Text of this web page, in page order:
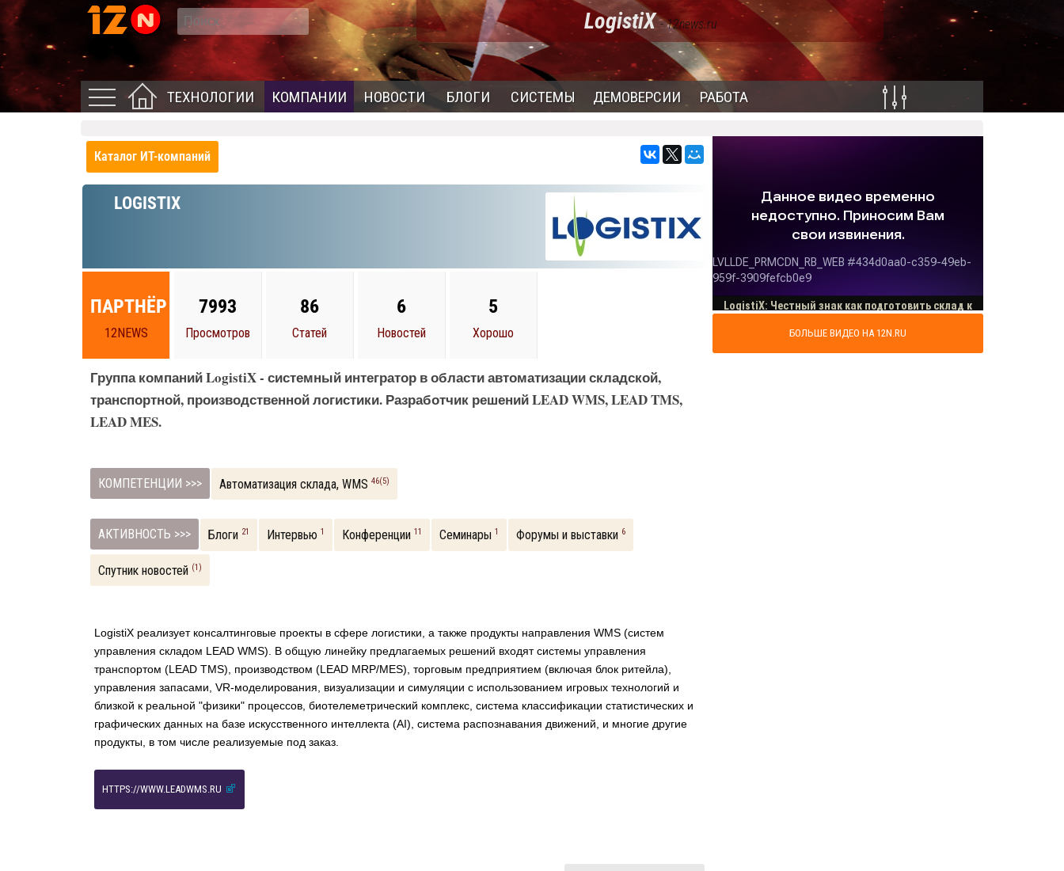
LogistiX- 12news.ru
ТЕХНОЛОГИИ КОМПАНИИ НОВОСТИ БЛОГИ СИСТЕМЫ ДЕМОВЕРСИИ РАБОТА
Каталог ИТ-компаний
LOGISTIX
ПАРТНЁР
12NEWS
7993
Просмотров
86
Статей
6
Новостей
5
Хорошо
Группа компаний LogistiX - системный интегратор в области автоматизации складской,
транспортной, производственной логистики. Разработчик решений LEAD WMS, LEAD TMS,
LEAD MES.
КОМПЕТЕНЦИИ >>> Автоматизация склада, WMS 46(5)
АКТИВНОСТЬ >>> Блоги 21 Интервью 1 Конференции 11 Семинары 1 Форумы и выставки 6
Спутник новостей (1)
LogistiX реализует консалтинговые проекты в сфере логистики, а также продукты направления WMS (систем
управления складом LEAD WMS). В общую линейку предлагаемых решений входят системы управления
транспортом (LEAD TMS), производством (LEAD MRP/MES), торговым предприятием (включая блок ритейла),
управления запасами, VR-моделирования, визуализации и симуляции с использованием игровых технологий и
близкой к реальной "физики" процессов, биотелеметрический комплекс, система классификации статистических и
графических данных на базе искусственного интеллекта (AI), система распознавания движений, и многие другие
продукты, в том числе реализуемые под заказ.
HTTPS://WWW.LEADWMS.RU
БОЛЬШЕ ВИДЕО НА 12N.RU